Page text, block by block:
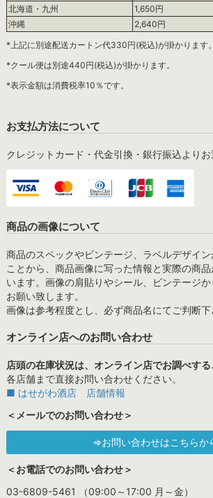
北海道・九州
1,650円
沖縄
2,640円
*上記に別途配送カートン代330円(税込)が掛かります。
*クール便は別途440円(税込)が掛かります。
*表示金額は消費税率10％です。
お支払方法について
クレジットカード・代金引換・銀行振込よりお
商品の画像について
商品のスペックやビンテージ、ラベルデザイ
ことから、商品画像に写った情報と実際の商
います。画像の肩貼りやシール、ビンテージ
お願い致します。
画像は参考程度とし、必ず商品名にてご判断下
オンライン店へのお問い合わせ
店頭の在庫状況は、オンライン店でお調べする
各店舗まで直接お問い合わせください。
■ はせがわ酒店 店舗情報
＜メールでのお問い合わせ＞
⇒お問い合わせはこちらか
＜お電話でのお問い合わせ＞
03-6809-5461 （09:00～17:00 月～金）